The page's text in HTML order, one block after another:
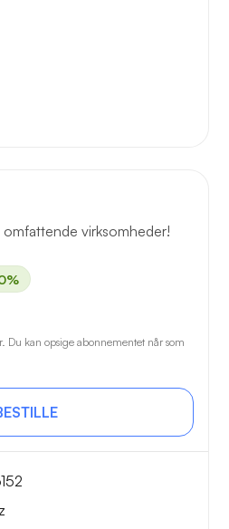
virksomheder!
Du kan opsige abonnementet når som